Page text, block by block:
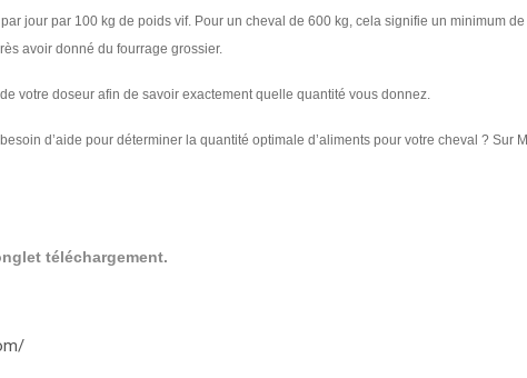
jour par 100 kg de poids vif. Pour un cheval de 600 kg, cela signifie un minimum
avoir donné du fourrage grossier.
votre doseur afin de savoir exactement quelle quantité vous donnez.
d’aide pour déterminer la quantité optimale d’aliments pour votre cheval ? Sur
téléchargement.